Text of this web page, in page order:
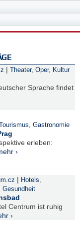
| Theater, Oper, Kultur
Sprache findet
Tourismus, Gastronomie
erleben:
›
| Hotels,
Gesundheit
Centrum ist ruhig
›